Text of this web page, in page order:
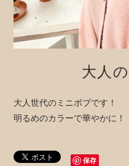
大人
大人世代のミニボブです！
明るめのカラーで華やかに！
保存